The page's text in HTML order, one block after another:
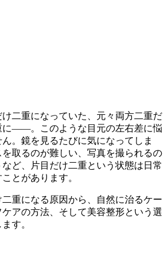
二重になっていた、元々両方二重だ
に——。このような目元の左右差に悩
。鏡を見るたびに気になってしま
取るのが難しい、写真を撮られるの
ど、片目だけ二重という状態は日常
とがあります。
重になる原因から、自然に治るケー
アの方法、そして美容整形という選
す。